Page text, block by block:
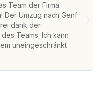
Team der Firma
Der Umzug nach Genf
dank der
Teams. Ich kann
uneingeschränkt